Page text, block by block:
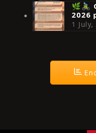
2026
1 July,